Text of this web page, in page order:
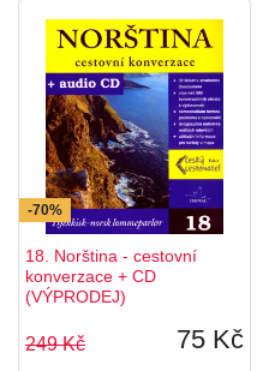
-70%
18. Norština - cestovní
konverzace + CD
(VÝPRODEJ)
249 Kč 75 Kč